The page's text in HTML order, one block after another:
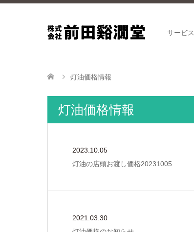
サービス
灯油価格情報
灯油価格情報
2023.10.05
灯油の店頭お渡し価格20231005
2021.03.30